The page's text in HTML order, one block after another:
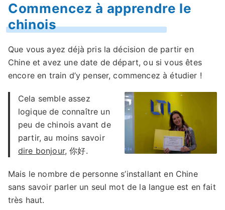
Commencez à apprendre le
chinois
Que vous ayez déjà pris la décision de partir en
Chine et avez une date de départ, ou si vous êtes
encore en train d’y penser, commencez à étudier !
Cela semble assez
logique de connaître un
peu de chinois avant de
partir, au moins savoir
dire bonjour, 你好.
Mais le nombre de personne s’installant en Chine
sans savoir parler un seul mot de la langue est en fait
très haut.